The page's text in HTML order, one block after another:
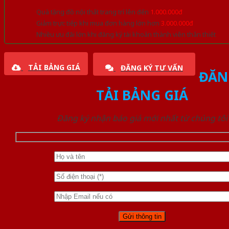
Quà tặng đồ nội thất trang trí lên đến 1.000.000đ
Giảm trực tiếp khi mua đơn hàng lớn hơn 3.000.000đ
Nhiều ưu đãi lớn khi đăng ký tài khoản thành viên thân thiết
TẢI BẢNG GIÁ ĐĂNG KÝ TƯ VẤN
TẢI BẢNG GIÁ
Đăng ký nhận báo giá mới nhất từ chúng tôi